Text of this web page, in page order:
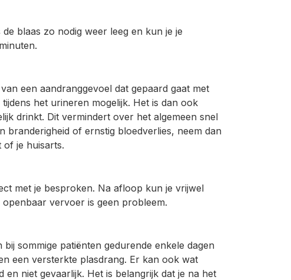
blaas zo nodig weer leeg en kun je je
een aandranggevoel dat gepaard gaat met
het urineren mogelijk. Het is dan ook
drinkt. Dit vermindert over het algemeen snel
branderigheid of ernstig bloedverlies, neem dan
of je huisarts.
met je besproken. Na afloop kun je vrijwel
vervoer is geen probleem.
sommige patiënten gedurende enkele dagen
een versterkte plasdrang. Er kan ook wat
niet gevaarlijk. Het is belangrijk dat je na het